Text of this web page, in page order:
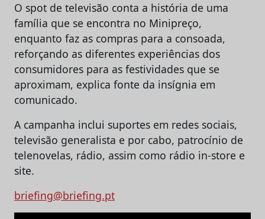
O spot de televisão conta a história de uma
família que se encontra no Minipreço,
enquanto faz as compras para a consoada,
reforçando as diferentes experiências dos
consumidores para as festividades que se
aproximam, explica fonte da insígnia em
comunicado.
A campanha inclui suportes em redes sociais,
televisão generalista e por cabo, patrocínio de
telenovelas, rádio, assim como rádio in-store e
site.
briefing@briefing.pt